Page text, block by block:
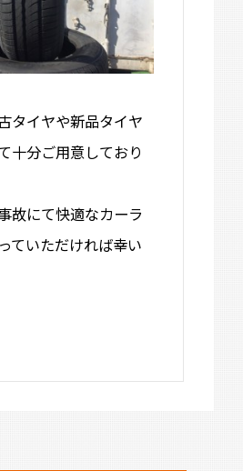
タイヤや新品タイヤ
十分ご用意しており
故にて快適なカーラ
ていただければ幸い